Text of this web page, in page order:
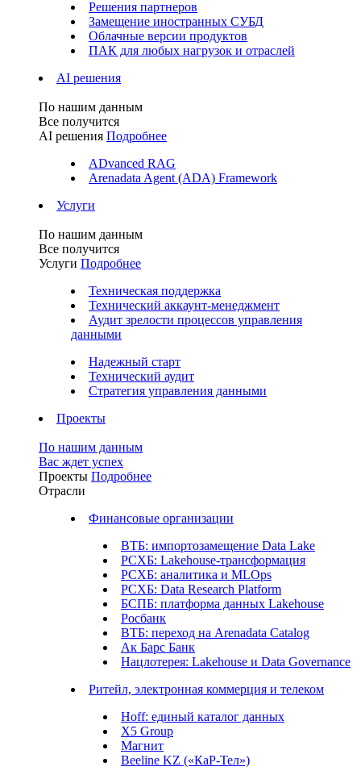
Решения партнеров
Замещение иностранных СУБД
Облачные версии продуктов
ПАК для любых нагрузок и отраслей
AI решения
По нашим данным
Все получится
AI решения Подробнее
ADvanced RAG
Arenadata Agent (ADA) Framework
Услуги
По нашим данным
Все получится
Услуги Подробнее
Техническая поддержка
Технический аккаунт-менеджмент
Аудит зрелости процессов управления
данными
Надежный старт
Технический аудит
Стратегия управления данными
Проекты
По нашим данным
Вас ждет успех
Проекты Подробнее
Отрасли
Финансовые организации
ВТБ: импортозамещение Data Lake
РСХБ: Lakehouse-трансформация
РСХБ: аналитика и MLOps
РСХБ: Data Research Platform
БСПБ: платформа данных Lakehouse
Росбанк
ВТБ: переход на Arenadata Catalog
Ак Барс Банк
Нацлотерея: Lakehouse и Data Governance
Ритейл, электронная коммерция и телеком
Hoff: единый каталог данных
X5 Group
Магнит
Beeline KZ («КаР-Тел»)